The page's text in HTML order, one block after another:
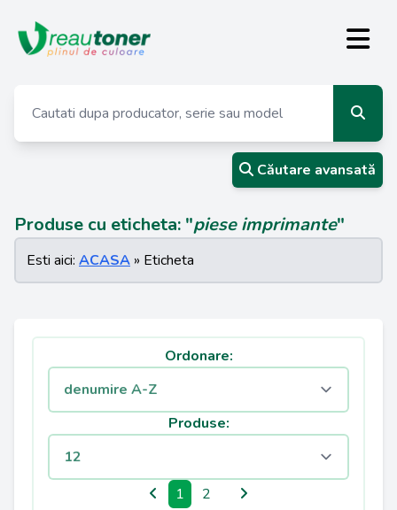
Căutare avansată
Produse cu eticheta: "piese imprimante"
Esti aici: ACASA » Eticheta
Ordonare:
Produse:
1 2